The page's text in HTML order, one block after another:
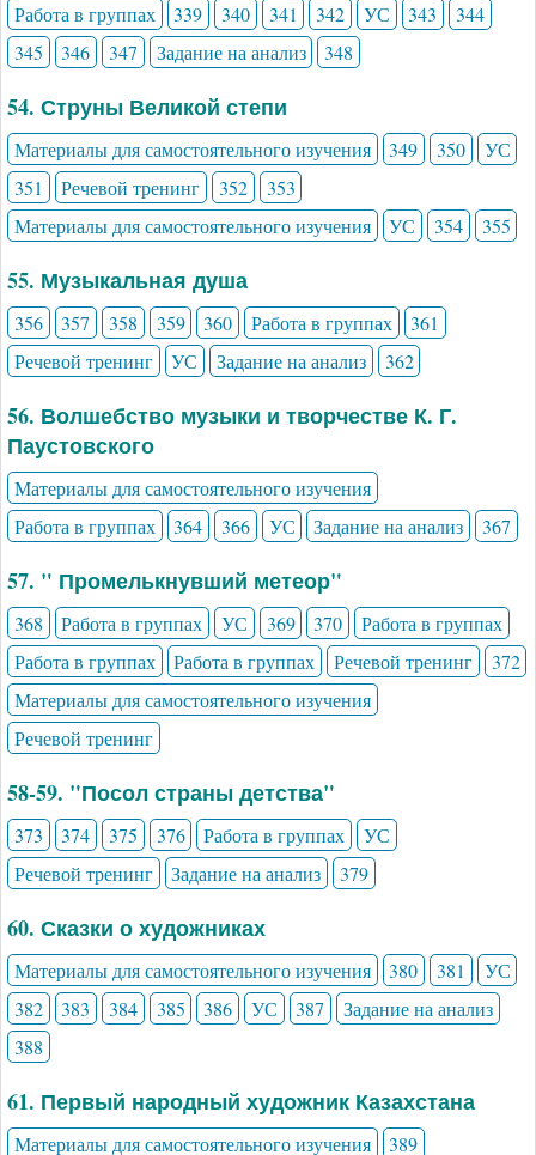
Работа в группах
339 340 341 342 УС 343
344
345
346 347 Задание на анализ 348
54. Струны Великой степи
Материалы для самостоятельного изучения 349 350
УС
351
Речевой тренинг 352
353
Материалы для самостоятельного изучения
УС 354 355
55. Музыкальная душа
356 357 358 359 360 Работа в группах
361
Речевой тренинг
УС Задание на анализ 362
56. Волшебство музыки и творчестве К. Г.
Паустовского
Материалы для самостоятельного изучения
Работа в группах
364 366 УС Задание на анализ 367
57. " Промелькнувший метеор"
368 Работа в группах УС 369 370
Работа в группах
Работа в группах
Работа в группах Речевой тренинг
372
Материалы для самостоятельного изучения
Речевой тренинг
58-59. "Посол страны детства"
373 374 375 376 Работа в группах
УС
Речевой тренинг
Задание на анализ 379
60. Сказки о художниках
Материалы для самостоятельного изучения 380 381
УС
382
383 384 385 386 УС 387
Задание на анализ
388
61. Первый народный художник Казахстана
Материалы для самостоятельного изучения 389